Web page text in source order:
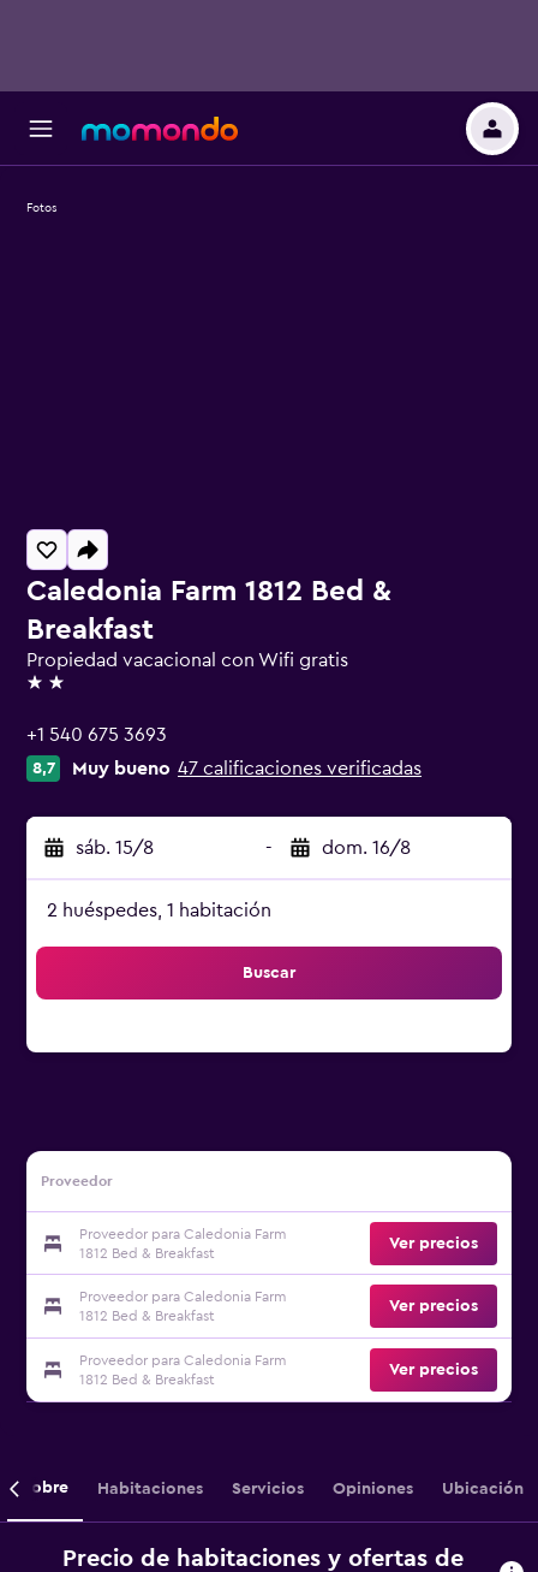
Caledonia Farm 1812 Bed &
Breakfast
Propiedad vacacional con Wifi gratis
2 estrellas
+1 540 675 3693
8,7 Muy bueno 47 calificaciones verificadas
sáb. 15/8 - dom. 16/8
2 huéspedes, 1 habitación
Buscar
Proveedor
Proveedor para Caledonia Farm
1812 Bed & Breakfast
Ver precios
Proveedor para Caledonia Farm
1812 Bed & Breakfast
Ver precios
Proveedor para Caledonia Farm
1812 Bed & Breakfast
Ver precios
Fotos
Sobre Habitaciones Servicios Opiniones Ubicación
Precio de habitaciones y ofertas de